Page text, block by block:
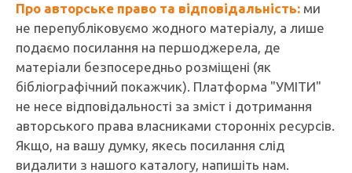
Про авторське право та відповідальність: ми
не перепубліковуємо жодного матеріалу, а лише
подаємо посилання на першоджерела, де
матеріали безпосередньо розміщені (як
бібліографічний покажчик). Платформа "УМІТИ"
не несе відповідальності за зміст і дотримання
авторського права власниками сторонніх ресурсів.
Якщо, на вашу думку, якесь посилання слід
видалити з нашого каталогу, напишіть нам.